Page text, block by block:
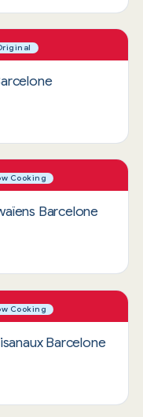
Cooking
Barcelone
Cooking
Barcelone